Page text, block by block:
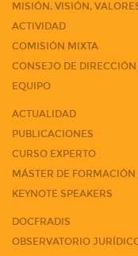
MISIÓN, VISIÓN,
ACTIVIDAD
COMISIÓN MIXTA
CONSEJO DE DIRECCIÓN
EQUIPO
ACTUALIDAD
PUBLICACIONES
CURSO EXPERTO
MÁSTER DE
KEYNOTE SPEAKERS
DOCFRADIS
OBSERVATORIO